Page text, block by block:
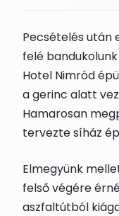
Pecsételés után
felé
Hotel Nimród
a gerinc alatt
Hamarosan
tervezte síház
Elmegyünk
felső végére
aszfaltútból